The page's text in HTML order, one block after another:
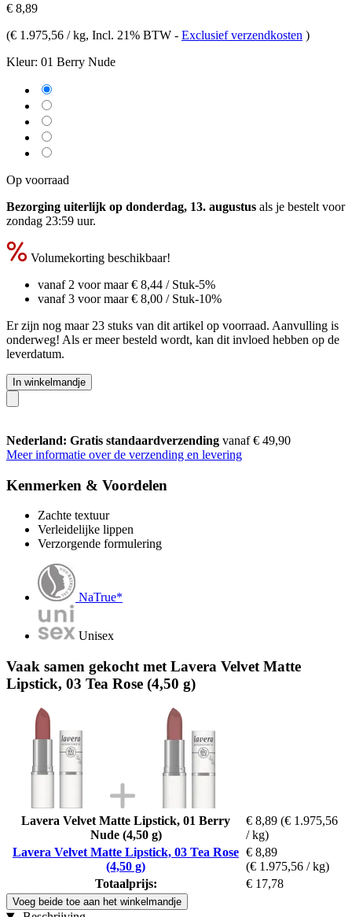
€ 8,89
(€ 1.975,56 / kg, Incl. 21% BTW - Exclusief verzendkosten )
Kleur: 01 Berry Nude
Op voorraad
Bezorging uiterlijk op donderdag, 13. augustus als je bestelt voor
zondag 23:59 uur.
Volumekorting beschikbaar!
vanaf 2 voor maar€ 8,44 / Stuk-5%
vanaf 3 voor maar€ 8,00 / Stuk-10%
Er zijn nog maar 23 stuks van dit artikel op voorraad. Aanvulling is
onderweg! Als er meer besteld wordt, kan dit invloed hebben op de
leverdatum.
In winkelmandje
Nederland: Gratis standaardverzending vanaf € 49,90
Meer informatie over de verzending en levering
Kenmerken & Voordelen
Zachte textuur
Verleidelijke lippen
Verzorgende formulering
NaTrue*
Unisex
Vaak samen gekocht met Lavera Velvet Matte
Lipstick, 03 Tea Rose (4,50 g)
Lavera Velvet Matte Lipstick, 01 Berry
Nude (4,50 g)
€ 8,89 (€ 1.975,56
/ kg)
Lavera Velvet Matte Lipstick, 03 Tea Rose
(4,50 g)
€ 8,89
(€ 1.975,56 / kg)
Totaalprijs:
€ 17,78
Voeg beide toe aan het winkelmandje